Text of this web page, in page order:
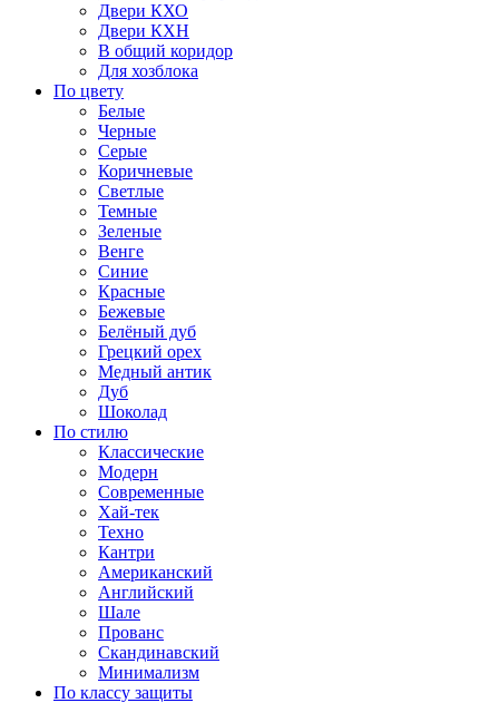
Двери КХО
Двери КХН
В общий коридор
Для хозблока
По цвету
Белые
Черные
Серые
Коричневые
Светлые
Темные
Зеленые
Венге
Синие
Красные
Бежевые
Белёный дуб
Грецкий орех
Медный антик
Дуб
Шоколад
По стилю
Классические
Модерн
Современные
Хай-тек
Техно
Кантри
Американский
Английский
Шале
Прованс
Скандинавский
Минимализм
По классу защиты